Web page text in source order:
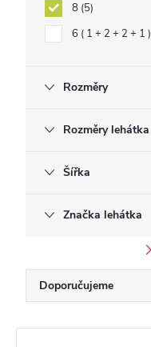
8 5
6 ( 1 + 2 + 2 + 1 )
Rozměry
Rozměry lehátka
Šířka
Značka lehátka
a
z
Doporučujeme